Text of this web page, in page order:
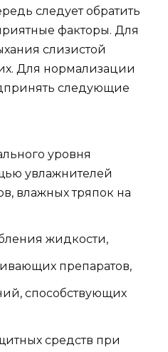
следует обратить
факторы. Для
слизистой
Для нормализации
следующие
уровня
увлажнителей
влажных тряпок на
жидкости,
препаратов,
способствующих
средств при